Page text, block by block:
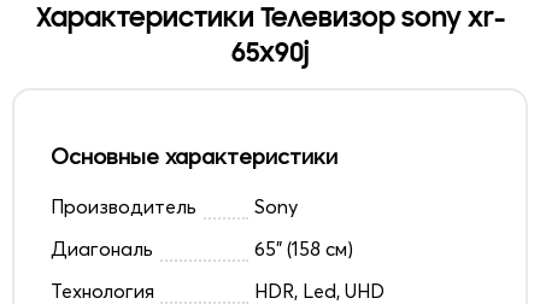
Характеристики Телевизор sony xr-
65x90j
Основные характеристики
Производитель
Sony
Диагональ
65" (158 см)
Технология
HDR, Led, UHD